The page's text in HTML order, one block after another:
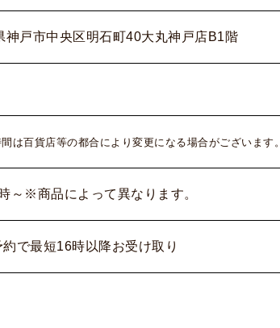
戸市中央区明石町40大丸神戸店B1階
は百貨店等の都合により変更になる場合がございます。
～※商品によって異なります。
で最短16時以降お受け取り